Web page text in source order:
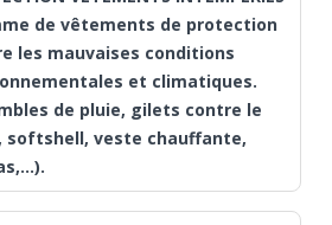
de vêtements de protection
les mauvaises conditions
et climatiques.
de pluie, gilets contre le
softshell, veste chauffante,